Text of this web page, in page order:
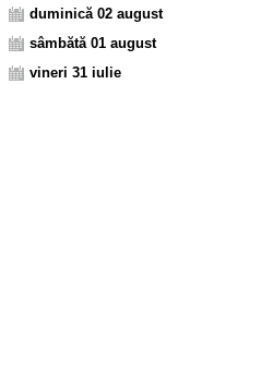
duminică 02 august
sâmbătă 01 august
vineri 31 iulie